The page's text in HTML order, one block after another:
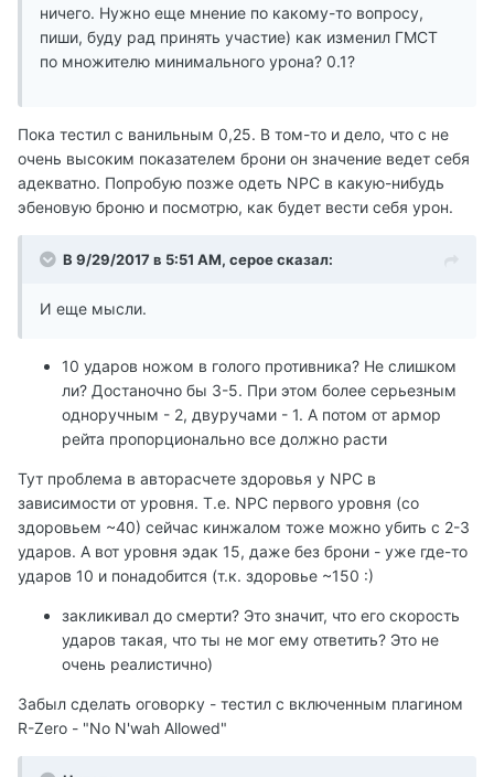
ничего. Нужно еще мнение по какому-то вопросу,
пиши, буду рад принять участие) как изменил ГМСТ
по множителю минимального урона? 0.1?
Пока тестил с ванильным 0,25. В том-то и дело, что с не
очень высоким показателем брони он значение ведет себя
адекватно. Попробую позже одеть NPC в какую-нибудь
эбеновую броню и посмотрю, как будет вести себя урон.
В 9/29/2017 в 5:51 AM, cepoe сказал:
И еще мысли.
10 ударов ножом в голого противника? Не слишком
ли? Достаночно бы 3-5. При этом более серьезным
одноручным - 2, двуручами - 1. А потом от армор
рейта пропорционально все должно расти
Тут проблема в авторасчете здоровья у NPC в
зависимости от уровня. Т.е. NPC первого уровня (со
здоровьем ~40) сейчас кинжалом тоже можно убить с 2-3
ударов. А вот уровня эдак 15, даже без брони - уже где-то
ударов 10 и понадобится (т.к. здоровье ~150 :)
закликивал до смерти? Это значит, что его скорость
ударов такая, что ты не мог ему ответить? Это не
очень реалистично)
Забыл сделать оговорку - тестил с включенным плагином
R-Zero - "No N'wah Allowed"